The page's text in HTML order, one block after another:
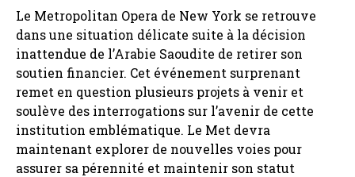
Le Metropolitan Opera de New York se retrouve
dans une situation délicate suite à la décision
inattendue de l’Arabie Saoudite de retirer son
soutien financier. Cet événement surprenant
remet en question plusieurs projets à venir et
soulève des interrogations sur l’avenir de cette
institution emblématique. Le Met devra
maintenant explorer de nouvelles voies pour
assurer sa pérennité et maintenir son statut